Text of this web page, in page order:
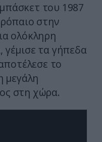
του 1987
στην
ολόκληρη
τα γήπεδα
το
μεγάλη
στη χώρα.